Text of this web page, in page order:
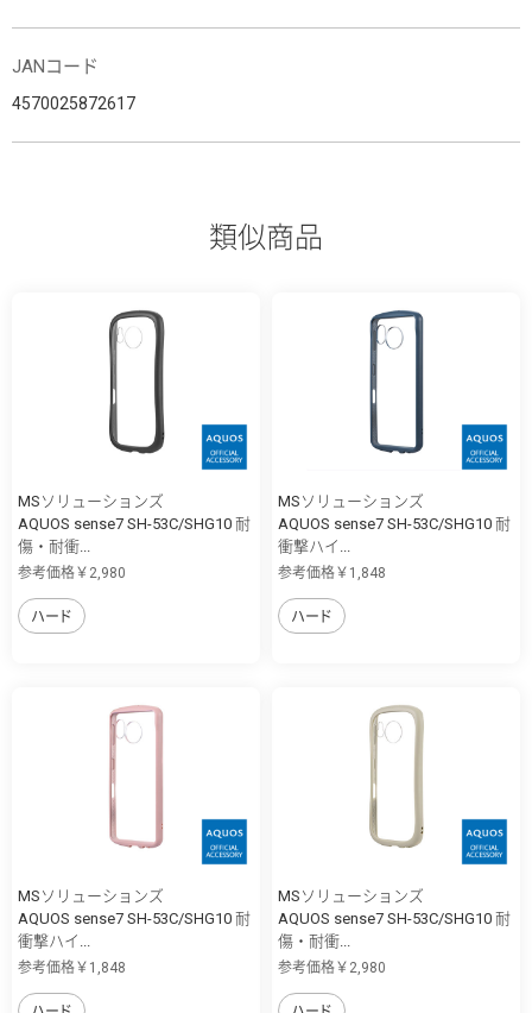
JANコード
4570025872617
類似商品
MSソリューションズ
AQUOS sense7 SH-53C/SHG10 耐
傷・耐衝...
参考価格￥2,980
ハード
MSソリューションズ
AQUOS sense7 SH-53C/SHG10 耐
衝撃ハイ...
参考価格￥1,848
ハード
MSソリューションズ
AQUOS sense7 SH-53C/SHG10 耐
衝撃ハイ...
参考価格￥1,848
MSソリューションズ
AQUOS sense7 SH-53C/SHG10 耐
傷・耐衝...
参考価格￥2,980